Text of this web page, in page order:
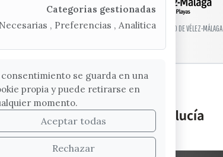
© EXCMO. AYUNTAMIENTO DE VÉLEZ-MÁLAGA
Categorias gestionadas
Necesarias , Preferencias , Analitica
consentimiento se guarda en una
propia y puede retirarse en
momento.
Aceptar todas
Rechazar